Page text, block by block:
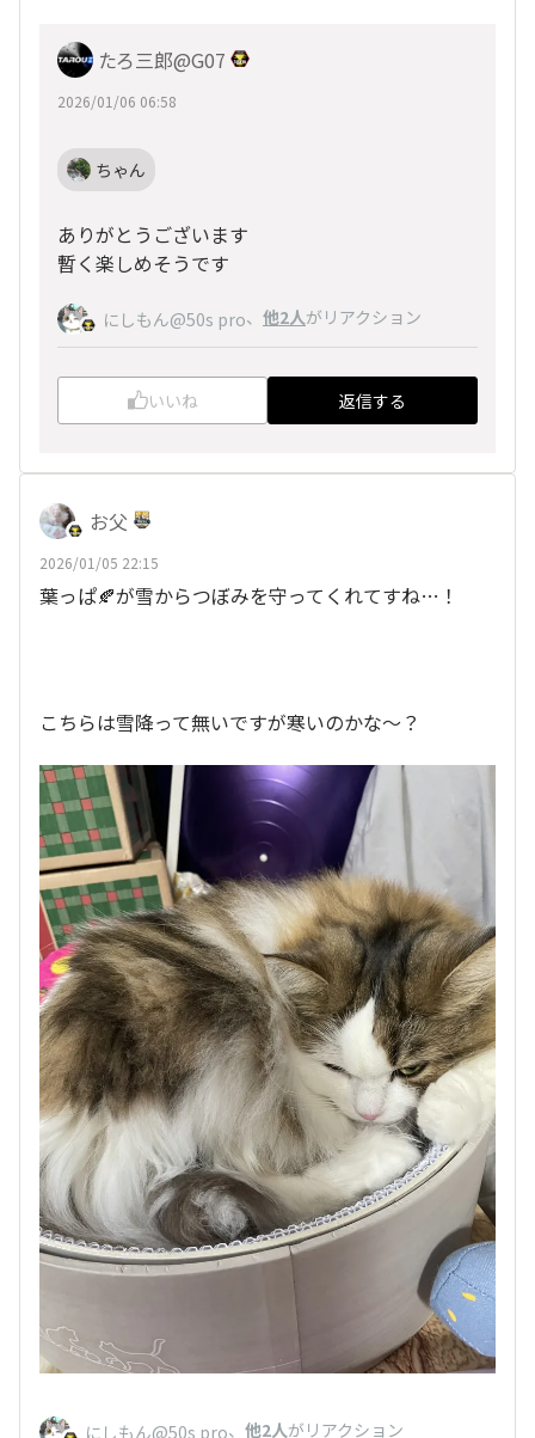
たろ三郎@G07
2026/01/06 06:58
ちゃん
ありがとうございます
暫く楽しめそうです
にしもん@50s pro、 他2人がリアクション
いいね 返信する
お父
2026/01/05 22:15
葉っぱ🍂が雪からつぼみを守ってくれてすね…！
こちらは雪降って無いですが寒いのかな〜？
にしもん@50s pro、 他2人がリアクション